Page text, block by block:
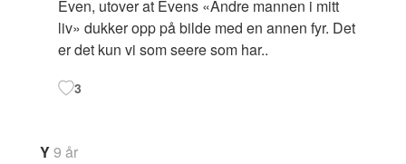
Even, utover at Evens «Andre mannen i mitt
liv» dukker opp på bilde med en annen fyr. Det
er det kun vi som seere som har..
3
Y9 år